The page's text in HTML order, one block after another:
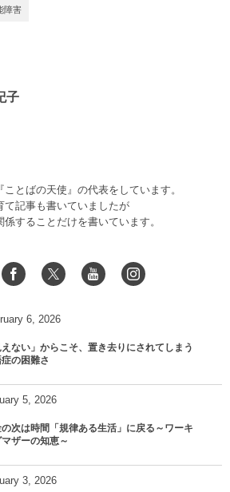
障害
子
とばの天使』の代表をしています。
て記事も書いていましたが
することだけを書いています。
6, 2026
えない」からこそ、置き去りにされてしまう
の困難さ
5, 2026
の次は時間「規律ある生活」に戻る～ワーキ
ザーの知恵～
3, 2026